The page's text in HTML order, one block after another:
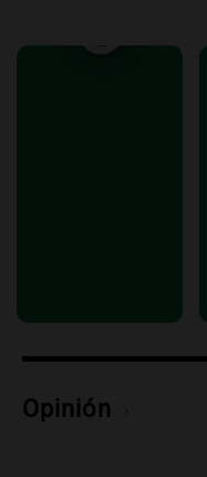
primeros
Ahora país
Episodios
Opinión